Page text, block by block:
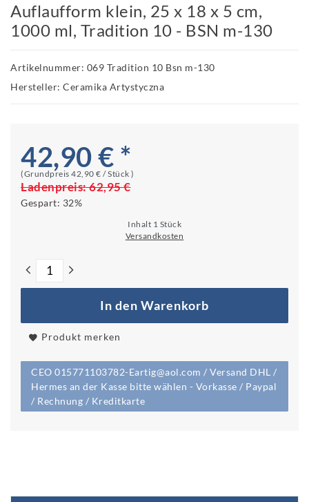
Auflaufform klein, 25 x 18 x 5 cm,
1000 ml, Tradition 10 - BSN m-130
Artikelnummer: 069 Tradition 10 Bsn m-130
Hersteller: Ceramika Artystyczna
42,90 € *
(Grundpreis 42,90 € / Stück )
Ladenpreis:62,95 €
Gespart: 32%
Inhalt 1 Stück
Versandkosten
In den Warenkorb
Produkt merken
CEO 015771103782-Eartig@aol.com / Versand DHL /
Hermes an der Kasse bitte wählen - Vorkasse / Paypal
/ Rechnung / Kreditkarte